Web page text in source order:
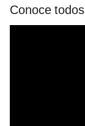
Conoce